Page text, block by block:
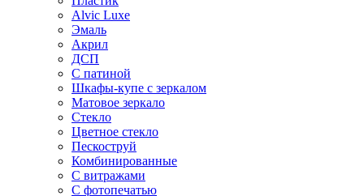
Alvic Luxe
Эмаль
Акрил
ДСП
С патиной
Шкафы-купе с зеркалом
Матовое зеркало
Стекло
Цветное стекло
Пескоструй
Комбинированные
С витражами
С фотопечатью